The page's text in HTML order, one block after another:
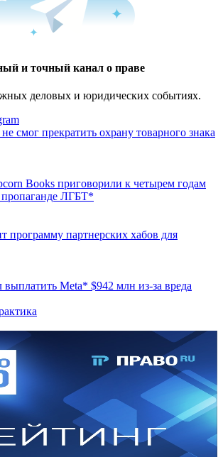
и точный канал о праве
деловых и юридических событиях.
смог прекратить охрану товарного знака
Books приговорили к четырем годам
пропаганде ЛГБТ*
программу партнерских хабов для
Meta* $942 млн из-за вреда